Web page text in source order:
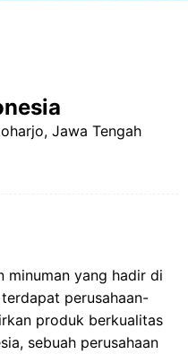
Jawa Tengah
minuman yang hadir di
perusahaan-
produk berkualitas
sebuah perusahaan